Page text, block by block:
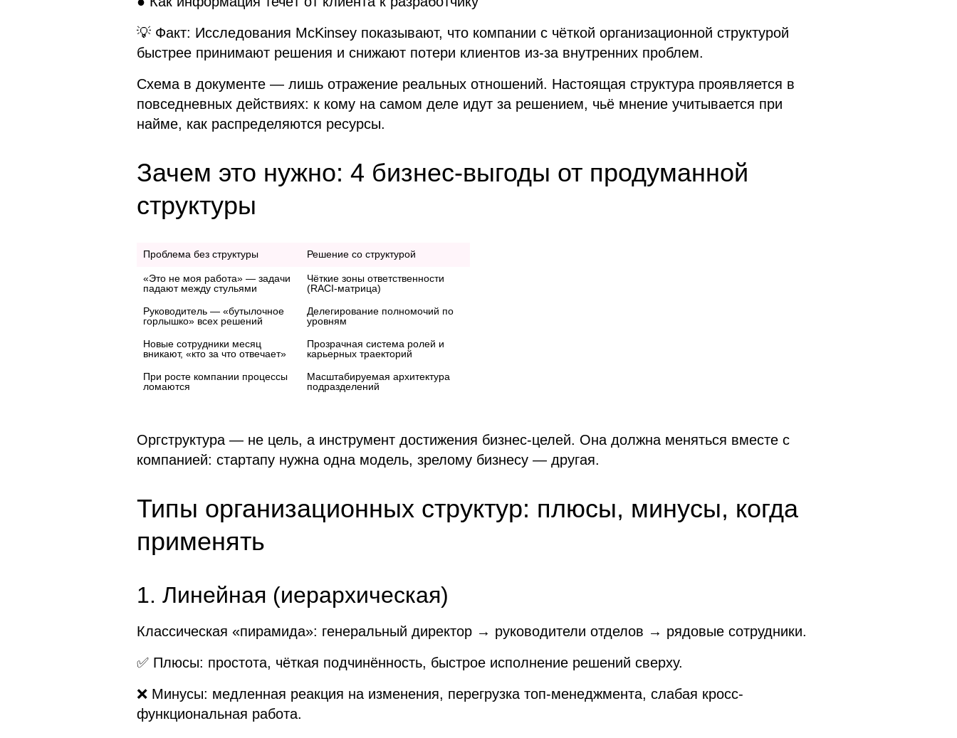
💡 Факт: Исследования McKinsey показывают, что компании с чёткой организационной структурой
быстрее принимают решения и снижают потери клиентов из-за внутренних проблем.
Схема в документе — лишь отражение реальных отношений. Настоящая структура проявляется в
повседневных действиях: к кому на самом деле идут за решением, чьё мнение учитывается при
найме, как распределяются ресурсы.
Зачем это нужно: 4 бизнес-выгоды от продуманной
структуры
Проблема без структуры Решение со структурой
«Это не моя работа» — задачи
Чёткие зоны ответственности
Руководитель — «бутылочное
горлышко» всех решений
Делегирование полномочий по
уровням
Новые сотрудники месяц
вникают, «кто за что отвечает»
Прозрачная система ролей и
карьерных траекторий
При росте компании процессы
ломаются
Масштабируемая архитектура
подразделений
Оргструктура — не цель, а инструмент достижения бизнес-целей. Она должна меняться вместе с
компанией: стартапу нужна одна модель, зрелому бизнесу — другая.
Типы организационных структур: плюсы, минусы, когда
применять
1. Линейная (иерархическая)
Классическая «пирамида»: генеральный директор → руководители отделов → рядовые сотрудники.
✅ Плюсы: простота, чёткая подчинённость, быстрое исполнение решений сверху.
❌ Минусы: медленная реакция на изменения, перегрузка топ-менеджмента, слабая кросс-
функциональная работа.